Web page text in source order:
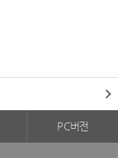
PC버전